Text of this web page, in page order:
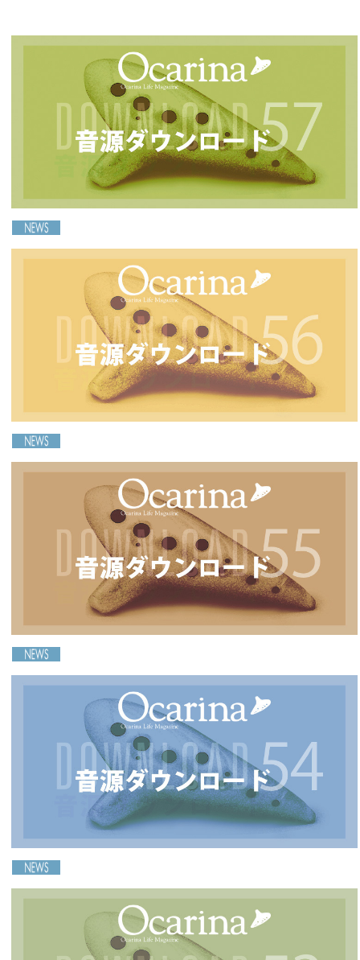
2025-04-24
椎名坂×東京オカリナカルテットジョイントコンサー
2025-04-18
小林洋子＆小柳美奈子 Ocarinaコンサート
2025-03-28
＜オカリナ・ピアノ・チェロ トリオ＞善久(Zenkyu)オ
カリナライブ
2024-11-02
オカリナ風土/haruさんによる おかりな作り体験会
［Ocarina57号連動］音源ダウンロードのご案内
［Ocarina56号連動］音源ダウンロードのご案内
［Ocarina55号連動］音源ダウンロードのご案内
［Ocarina54号連動］音源ダウンロードのご案内